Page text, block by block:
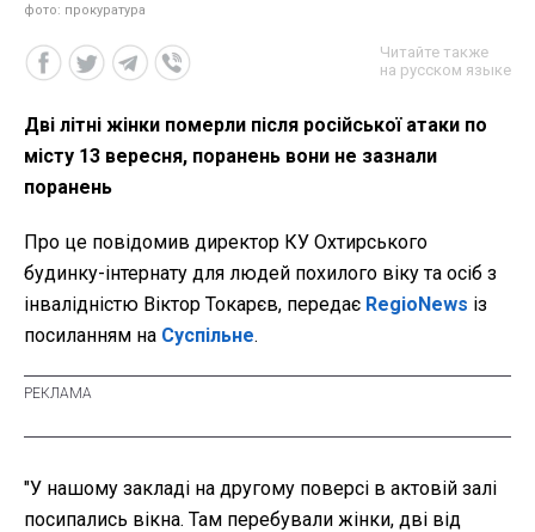
фото: прокуратура
Читайте также
на русском языке
Дві літні жінки померли після російської атаки по
місту 13 вересня, поранень вони не зазнали
поранень
Про це повідомив директор КУ Охтирського
будинку-інтернату для людей похилого віку та осіб з
інвалідністю Віктор Токарєв, передає RegioNews із
посиланням на Суспільне.
"У нашому закладі на другому поверсі в актовій залі
посипались вікна. Там перебували жінки, дві від